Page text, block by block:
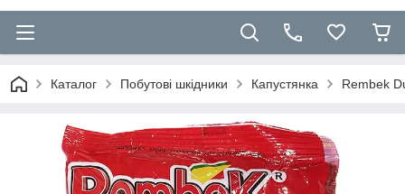
Каталог Побутові шкідники Капустянка Rembek